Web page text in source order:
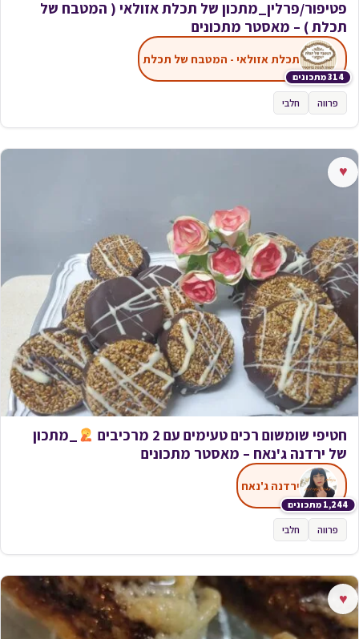
פטיפור/פרלין_מתכון של תכלת אזולאי ( המטבח של
תכלת ) – מאסטר מתכונים
314 מתכונים
תכלת אזולאי - המטבח של תכלת
פרווה חלבי
♥
חטיפי שומשום רכים טעימים עם 2 מרכיבים
_מתכון
של ירדנה ג'נאח – מאסטר מתכונים
1,244 מתכונים
ירדנה ג'נאח
פרווה חלבי
♥